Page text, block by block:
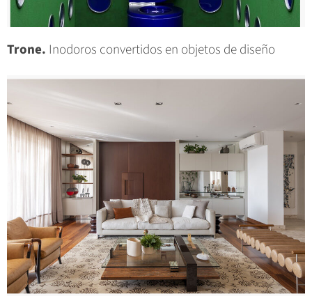
Trone. Inodoros convertidos en objetos de diseño